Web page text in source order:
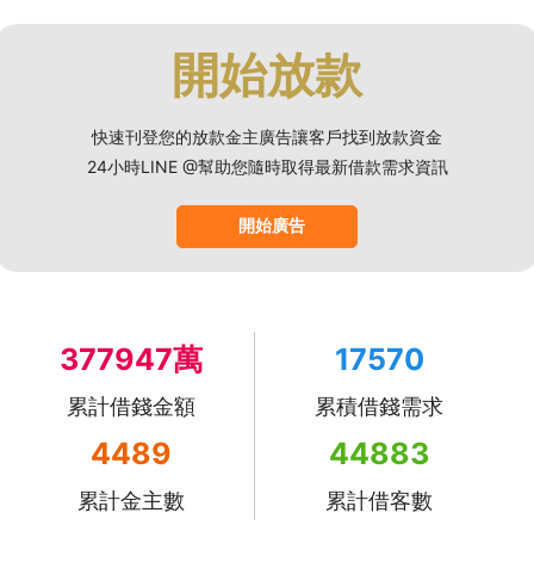
開始放款
快速刊登您的放款金主廣告讓客戶找到放款資金
24小時LINE @幫助您隨時取得最新借款需求資訊
開始廣告
377947萬
累計借錢金額
17570
累積借錢需求
4489
累計金主數
44883
累計借客數